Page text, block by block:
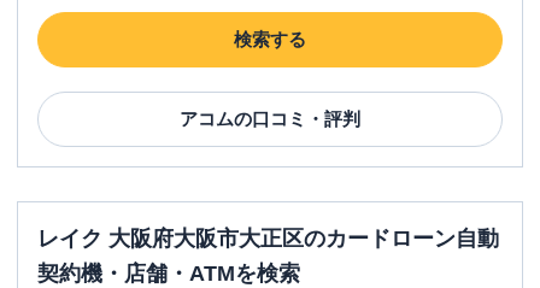
検索する
アコムの口コミ・評判
レイク 大阪府大阪市大正区のカードローン自動
契約機・店舗・ATMを検索